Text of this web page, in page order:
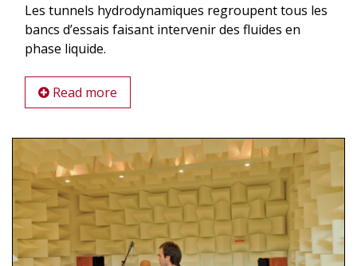
Les tunnels hydrodynamiques regroupent tous les
bancs d’essais faisant intervenir des fluides en
phase liquide.
Read more